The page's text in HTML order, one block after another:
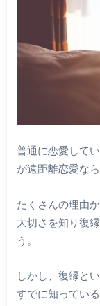
普通に恋愛して
が遠距離恋愛な
たくさんの理由
大切さを知り復
う。
しかし、復縁と
すでに知ってい